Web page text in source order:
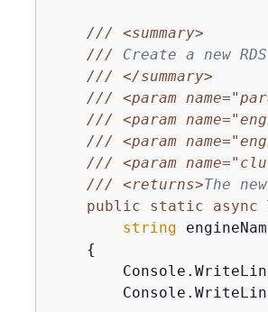
///
<summary>
/// Create a new
///
</summary>
///
<param
///
<param
///
<param
///
<param
///
<returns>The
public
static async
string
{